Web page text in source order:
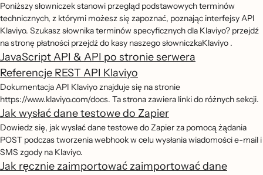
Poniższy słowniczek stanowi przegląd podstawowych terminów
technicznych, z którymi możesz się zapoznać, poznając interfejsy API
Klaviyo. Szukasz słownika terminów specyficznych dla Klaviyo? przejdź
na stronę płatności przejdź do kasy naszego słowniczkaKlaviyo .
JavaScript API & API po stronie serwera
Referencje REST API Klaviyo
Dokumentacja API Klaviyo znajduje się na stronie
https://www.klaviyo.com/docs. Ta strona zawiera linki do różnych sekcji.
Jak wysłać dane testowe do Zapier
Dowiedz się, jak wysłać dane testowe do Zapier za pomocą żądania
POST podczas tworzenia webhook w celu wysłania wiadomości e-mail i
SMS zgody na Klaviyo.
Jak ręcznie zaimportować zaimportować dane